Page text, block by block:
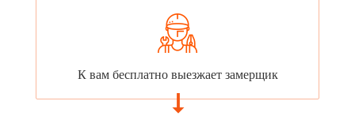
К вам бесплатно выезжает замерщик